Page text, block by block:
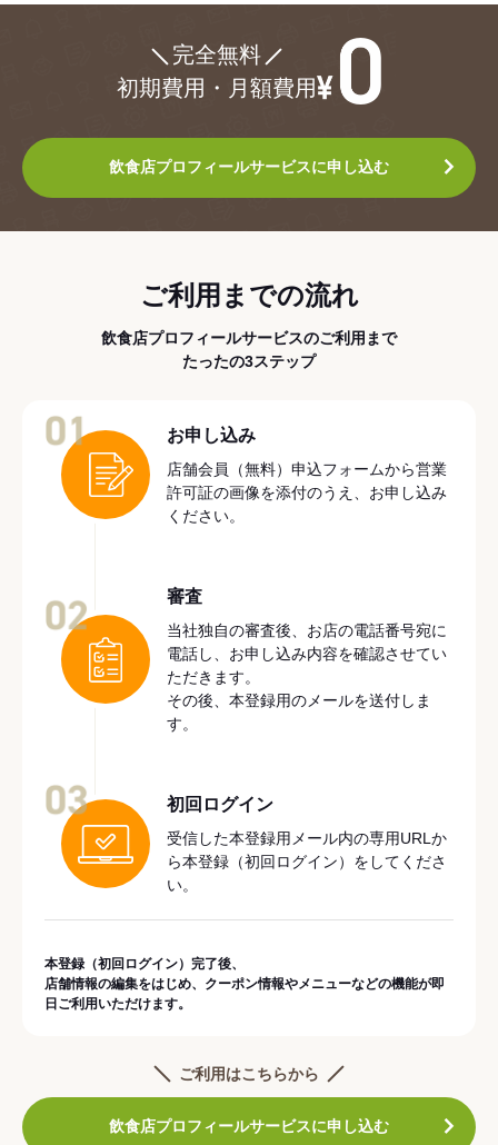
完全無料
初期費用・月額費用
飲食店プロフィールサービスに申し込む
ご利用までの流れ
飲食店プロフィールサービスのご利用まで
たったの3ステップ
お申し込み
店舗会員（無料）申込フォームから営業
許可証の画像を添付のうえ、お申し込み
ください。
審査
当社独自の審査後、お店の電話番号宛に
電話し、お申し込み内容を確認させてい
ただきます。
その後、本登録用のメールを送付しま
す。
初回ログイン
受信した本登録用メール内の専用URLか
ら本登録（初回ログイン）をしてくださ
い。
本登録（初回ログイン）完了後、
店舗情報の編集をはじめ、クーポン情報やメニューなどの機能が即
日ご利用いただけます。
ご利用はこちらから
飲食店プロフィールサービスに申し込む